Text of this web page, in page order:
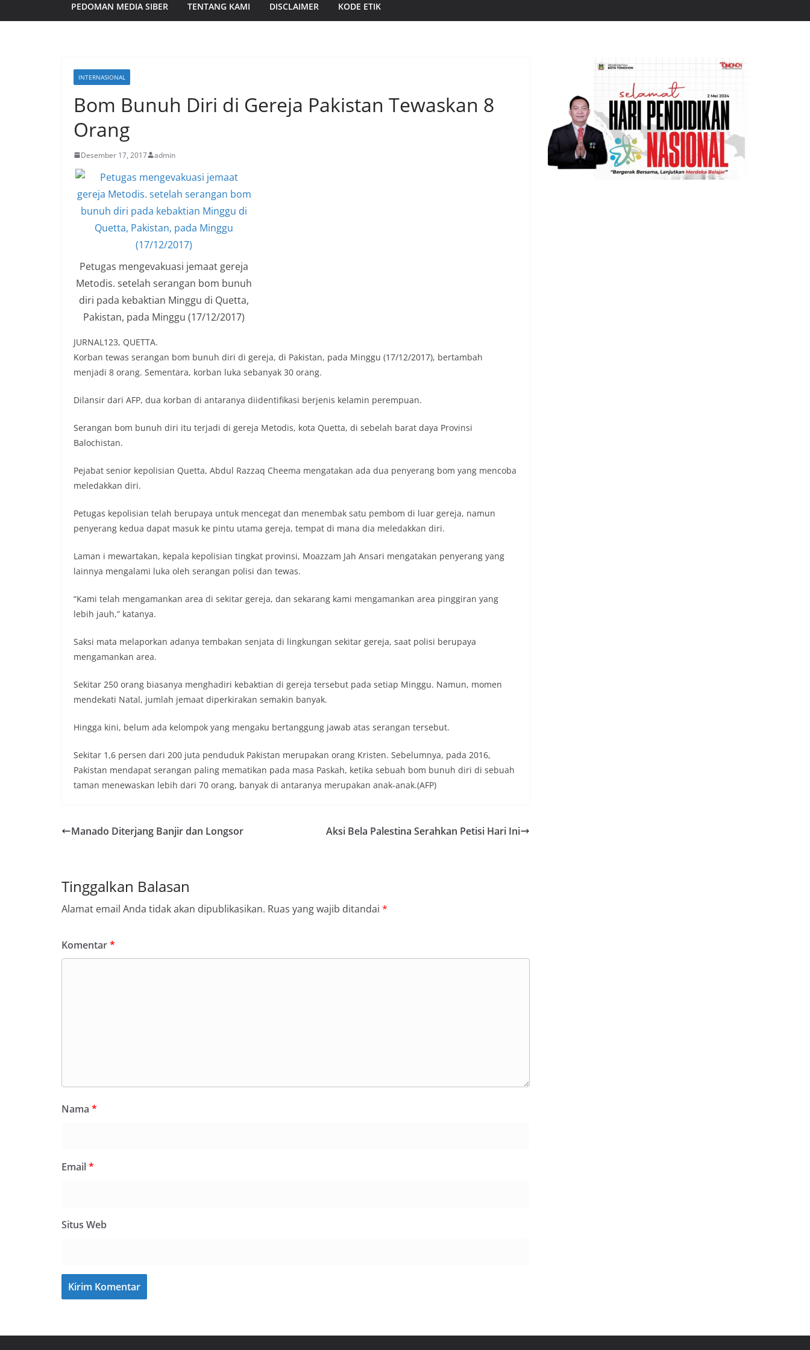
PEDOMAN MEDIA SIBER TENTANG KAMI DISCLAIMER KODE ETIK
INTERNASIONAL
Bom Bunuh Diri di Gereja Pakistan Tewaskan 8
Orang
Desember 17, 2017 admin
Petugas mengevakuasi jemaat gereja
Metodis. setelah serangan bom bunuh
diri pada kebaktian Minggu di Quetta,
Pakistan, pada Minggu (17/12/2017)
JURNAL123, QUETTA.
Korban tewas serangan bom bunuh diri di gereja, di Pakistan, pada Minggu (17/12/2017), bertambah
menjadi 8 orang. Sementara, korban luka sebanyak 30 orang.
Dilansir dari AFP, dua korban di antaranya diidentifikasi berjenis kelamin perempuan.
Serangan bom bunuh diri itu terjadi di gereja Metodis, kota Quetta, di sebelah barat daya Provinsi
Balochistan.
Pejabat senior kepolisian Quetta, Abdul Razzaq Cheema mengatakan ada dua penyerang bom yang mencoba
meledakkan diri.
Petugas kepolisian telah berupaya untuk mencegat dan menembak satu pembom di luar gereja, namun
penyerang kedua dapat masuk ke pintu utama gereja, tempat di mana dia meledakkan diri.
Laman i mewartakan, kepala kepolisian tingkat provinsi, Moazzam Jah Ansari mengatakan penyerang yang
lainnya mengalami luka oleh serangan polisi dan tewas.
“Kami telah mengamankan area di sekitar gereja, dan sekarang kami mengamankan area pinggiran yang
lebih jauh,” katanya.
Saksi mata melaporkan adanya tembakan senjata di lingkungan sekitar gereja, saat polisi berupaya
mengamankan area.
Sekitar 250 orang biasanya menghadiri kebaktian di gereja tersebut pada setiap Minggu. Namun, momen
mendekati Natal, jumlah jemaat diperkirakan semakin banyak.
Hingga kini, belum ada kelompok yang mengaku bertanggung jawab atas serangan tersebut.
Sekitar 1,6 persen dari 200 juta penduduk Pakistan merupakan orang Kristen. Sebelumnya, pada 2016,
Pakistan mendapat serangan paling mematikan pada masa Paskah, ketika sebuah bom bunuh diri di sebuah
taman menewaskan lebih dari 70 orang, banyak di antaranya merupakan anak-anak.(AFP)
Manado Diterjang Banjir dan Longsor Aksi Bela Palestina Serahkan Petisi Hari Ini
Tinggalkan Balasan
Alamat email Anda tidak akan dipublikasikan. Ruas yang wajib ditandai *
Komentar*
Nama *
Email*
Situs Web